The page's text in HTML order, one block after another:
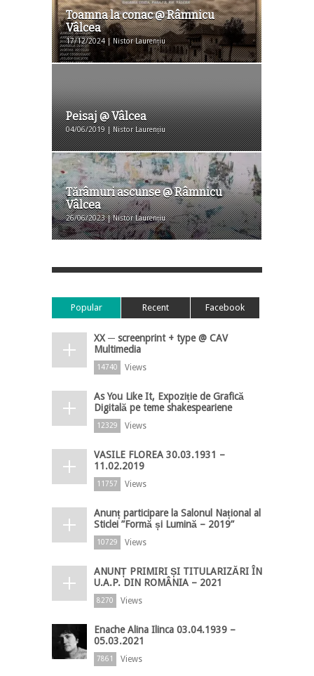
Toamna la conac @ Râmnicu
Vâlcea
17/12/2024 | Nistor Laurențiu
Peisaj @ Vâlcea
04/06/2019 | Nistor Laurențiu
Tărâmuri ascunse @ Râmnicu
Vâlcea
26/06/2023 | Nistor Laurențiu
Popular Recent Facebook
XX ─ screenprint + type @ CAV
Multimedia
14740 Views
As You Like It, Expoziție de Grafică
Digitală pe teme shakespeariene
12329 Views
VASILE FLOREA 30.03.1931 –
11.02.2019
11757 Views
Anunț participare la Salonul Național al
Sticlei ”Formă și Lumină – 2019”
10729 Views
ANUNȚ PRIMIRI ȘI TITULARIZĂRI ÎN
U.A.P. DIN ROMÂNIA – 2021
8270 Views
Enache Alina Ilinca 03.04.1939 –
05.03.2021
7861 Views